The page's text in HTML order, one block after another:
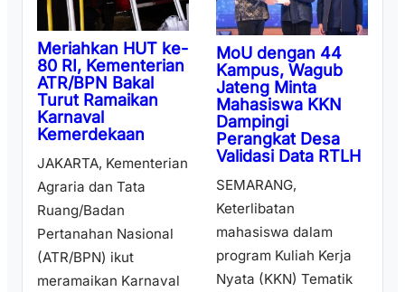
Meriahkan HUT ke-
80 RI, Kementerian
ATR/BPN Bakal
Turut Ramaikan
Karnaval
Kemerdekaan
JAKARTA, Kementerian
Agraria dan Tata
Ruang/Badan
Pertanahan Nasional
(ATR/BPN) ikut
meramaikan Karnaval
MoU dengan 44
Kampus, Wagub
Jateng Minta
Mahasiswa KKN
Dampingi
Perangkat Desa
Validasi Data RTLH
SEMARANG,
Keterlibatan
mahasiswa dalam
program Kuliah Kerja
Nyata (KKN) Tematik